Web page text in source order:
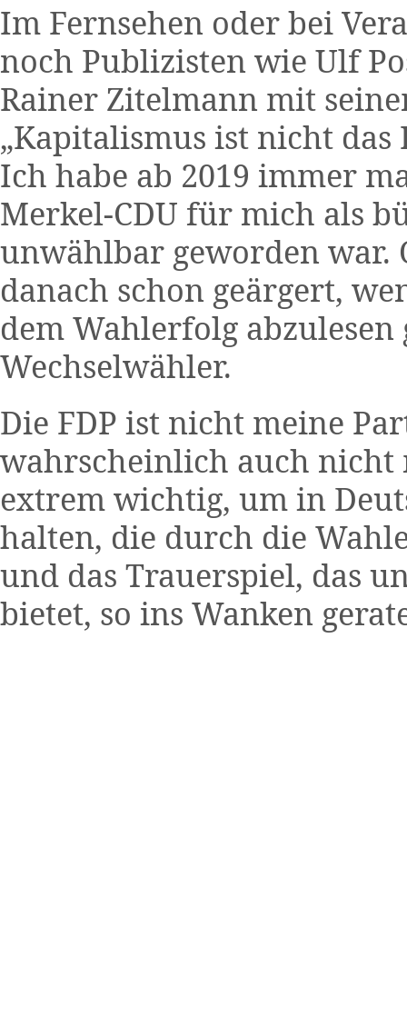
Im Fernsehen oder bei
noch Publizisten wie Ulf
Rainer Zitelmann mit
„Kapitalismus ist nicht das
Ich habe ab 2019 immer
Merkel-CDU für mich als
unwählbar geworden war.
danach schon geärgert,
dem Wahlerfolg
Wechselwähler.
Die FDP ist nicht meine
wahrscheinlich auch nicht
extrem wichtig, um in
halten, die durch die
und das Trauerspiel, das
bietet, so ins Wanken